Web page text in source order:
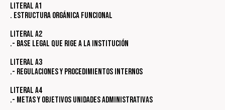
Literal a1
. Estructura Orgánica Funcional
Literal a2
.- Base legal que rige a la institución
Literal a3
.- Regulaciones y procedimientos internos
Literal a4
.- Metas y objetivos unidades administrativas